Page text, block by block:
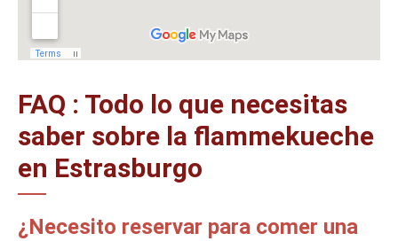
FAQ : Todo lo que necesitas
saber sobre la flammekueche
en Estrasburgo
¿Necesito reservar para comer una